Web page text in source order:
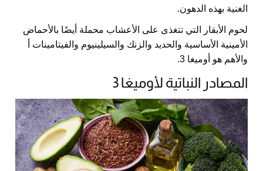
الغنية بهذه الدهون.
لحوم الأبقار التي تتغذى على الأعشاب محملة أيضًا بالأحماض
الأمينية الأساسية والحديد والزنك والسيلينيوم والفيتامينات أ
والأهم هو أوميغا 3.
المصادر النباتية لأوميغا 3